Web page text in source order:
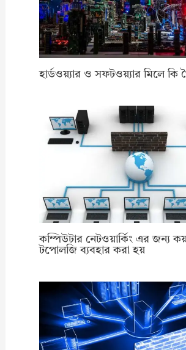
হার্ডওয়্যার ও সফটওয়্যার মিলে কি
কম্পিউটার নেটওয়ার্কিং এর জন্য
টপোলজি ব্যবহার করা হয়